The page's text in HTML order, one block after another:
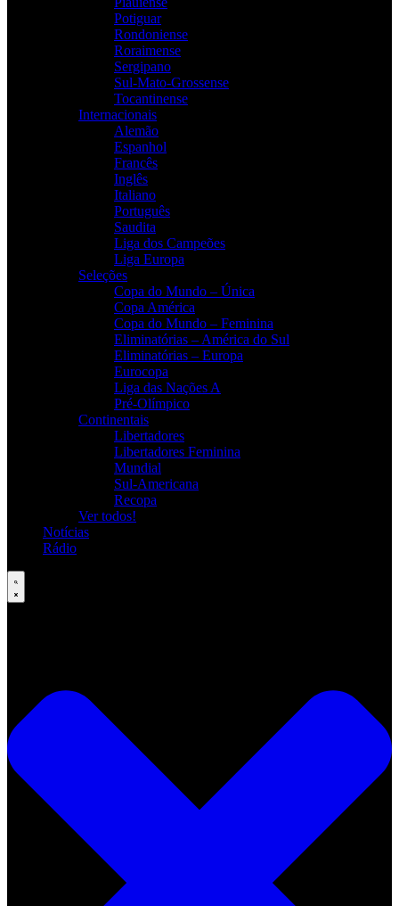
Potiguar
Rondoniense
Roraimense
Sergipano
Sul-Mato-Grossense
Tocantinense
Internacionais
Alemão
Espanhol
Francês
Inglês
Italiano
Português
Saudita
Liga dos Campeões
Liga Europa
Seleções
Copa do Mundo – Única
Copa América
Copa do Mundo – Feminina
Eliminatórias – América do Sul
Eliminatórias – Europa
Eurocopa
Liga das Nações A
Pré-Olímpico
Continentais
Libertadores
Libertadores Feminina
Mundial
Sul-Americana
Recopa
Ver todos!
Notícias
Rádio